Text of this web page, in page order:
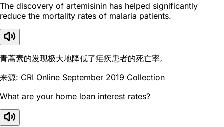
The discovery of artemisinin has helped significantly
reduce the mortality rates of malaria patients.
青蒿素的发现极大地降低了疟疾患者的死亡率。
来源: CRI Online September 2019 Collection
What are your home loan interest rates?